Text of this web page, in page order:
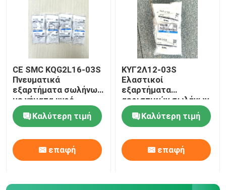
CE SMC KQG2L16-03S
Πνευματικά
εξαρτήματα σωλήνων
με νήματα υγρό
σύνδεσης SS316
Καλύτερη τιμή
επαφή
ΚΥΓ2Λ12-03S
Ελαστικοί
εξαρτήματα
αεριστικών σωλήνων
12 mm
Καλύτερη τιμή
επαφή